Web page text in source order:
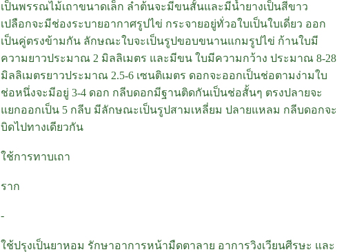
เป็นพรรณไม้เถาขนาดเล็ก ลำต้นจะมีขนสั้นและมีน้ำยางเป็นสีขาว
เปลือกจะมีช่องระบายอากาศรูปไข่ กระจายอยู่ทั่วอใบเป็นใบเดี่ยว ออก
เป็นคู่ตรงข้ามกัน ลักษณะใบจะเป็นรูปขอบขนานแกมรูปไข่ ก้านใบมี
ความยาวประมาณ 2 มิลลิเมตร และมีขน ใบมีความกว้าง ประมาณ 8-28
มิลลิเมตรยาวประมาณ 2.5-6 เซนติเมตร ดอกจะออกเป็นช่อตามง่ามใบ
ช่อหนึ่งจะมีอยู่ 3-4 ดอก กลีบดอกมีฐานติดกันเป็นช่อสั้นๆ ตรงปลายจะ
แยกออกเป็น 5 กลีบ มีลักษณะเป็นรูปสามเหลี่ยม ปลายแหลม กลีบดอกจะ
บิดไปทางเดียวกัน
ใช้การทาบเถา
ราก
-
ใช้ปรุงเป็นยาหอม รักษาอาการหน้ามืดตาลาย อาการวิงเวียนศีรษะ และ